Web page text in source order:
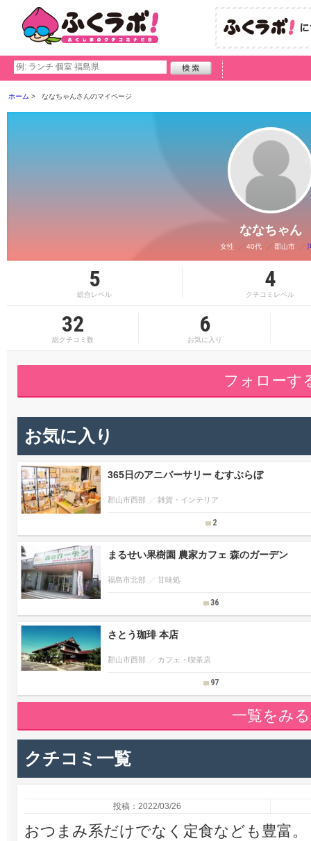
ホーム ななちゃんさんのマイページ
ななちゃん
女性 40代 郡山市
5
総合レベル
4
クチコミレベル
32
総クチコミ数
6
お気に入り
フォローす
お気に入り
365日のアニバーサリー むすぶらぼ
郡山市西部 雑貨・インテリア
2
まるせい果樹園 農家カフェ 森のガーデン
福島市北部 甘味処
36
さとう珈琲 本店
郡山市西部 カフェ・喫茶店
97
一覧をみる
クチコミ一覧
投稿：2022/03/26
おつまみ系だけでなく定食なども豊富